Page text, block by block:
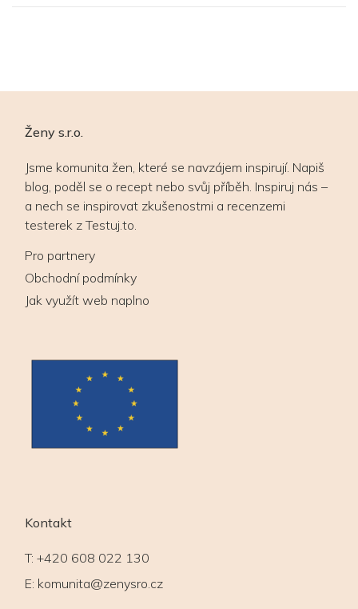
Ženy s.r.o.
Jsme komunita žen, které se navzájem inspirují. Napiš
blog, poděl se o recept nebo svůj příběh. Inspiruj nás –
a nech se inspirovat zkušenostmi a recenzemi
testerek z Testuj.to.
Pro partnery
Obchodní podmínky
Jak využít web naplno
Kontakt
T: +420 608 022 130
E: komunita@zenysro.cz